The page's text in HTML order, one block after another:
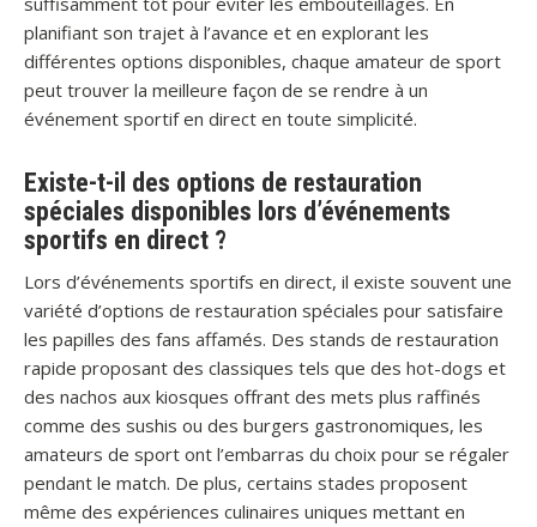
planifiant son trajet à l’avance et en explorant les
différentes options disponibles, chaque amateur de sport
peut trouver la meilleure façon de se rendre à un
événement sportif en direct en toute simplicité.
Existe-t-il des options de restauration
spéciales disponibles lors d’événements
sportifs en direct ?
Lors d’événements sportifs en direct, il existe souvent une
variété d’options de restauration spéciales pour satisfaire
les papilles des fans affamés. Des stands de restauration
rapide proposant des classiques tels que des hot-dogs et
des nachos aux kiosques offrant des mets plus raffinés
comme des sushis ou des burgers gastronomiques, les
amateurs de sport ont l’embarras du choix pour se régaler
pendant le match. De plus, certains stades proposent
même des expériences culinaires uniques mettant en